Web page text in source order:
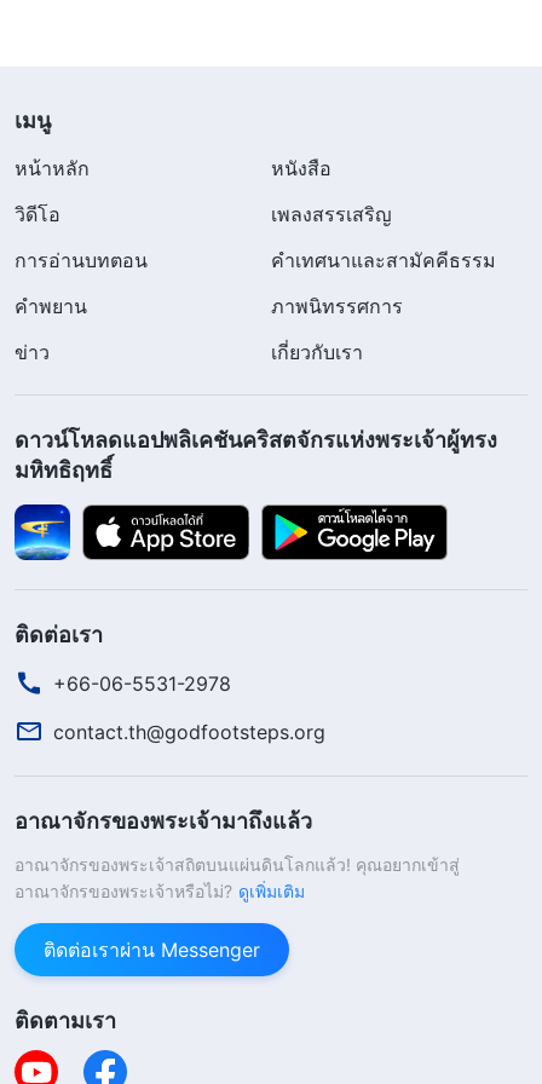
วันหนึ่งฉันอาจจะล้มลงและตายไปเลยก็ได้ “ข้าแต่
พระองค์ ข้าพระองค์ไม่ได้ขออะไรอื่นอีก ข้าพระองค์
ปรารถนาเพียงแค่ให้พระองค์ทรงคุ้มครองข้าพระองค์
ให้อยู่รอดปลอดภัย แล้วเหตุใดอาการของข้าพระองค์
ถึงแย่ลง? แม้ล้มป่วยลงแล้ว ข้าพระองค์ก็ยังทำหน้าที่
แล้วเมื่อไหร่ข้าพระองค์จะดีขึ้น?” ยิ่งคิดมากเท่าไหร่
ฉันก็ยิ่งรู้สึกไม่ยุติธรรมและเศร้าใจมากขึ้น และฉันมัก
จะนอนร้องไห้บนเตียง ฉันมักจะซื้อยาที่ฉันได้ยินมาว่า
มีประโยชน์ต่อโรคหัวใจ ฉันใช้เฉพาะยาจีนเพื่อหลีก
เผชิญอยู่ ก็สามัคคีธรรมถึงเจตนารมณ์ของพระเจ้ากับ
ฉัน บอกฉันว่าฉันควรเรียนรู้จากสถานการณ์นี้และ
แสวงหาความจริงเพื่อแก้ไขอุปนิสัยอันเสื่อมทรามของ
ฉัน บางคนก็จะหาวีดิทัศน์คำพยานจากประสบการณ์
มีผลกระทบต่อฉันเล็กน้อย: “ฉันไม่ได้แสวงหา
เจตนารมณ์ของพระเจ้าในความเจ็บป่วยของฉัน และมี
แต่พร่ำบ่นแทนที่จะได้รับความจริง คำพยานของฉันอยู่
เมนู
หน้าหลัก
หนังสือ
วิดีโอ
เพลงสรรเสริญ
การอ่านบทตอน
คำเทศนาและสามัคคีธรรม
คำพยาน
ภาพนิทรรศการ
ข่าว
เกี่ยวกับเรา
ดาวน์โหลดแอปพลิเคชันคริสตจักรแห่งพระเจ้าผู้ทรง
มหิทธิฤทธิ์
ติดต่อเรา
+66-06-5531-2978
contact.th@godfootsteps.org
อาณาจักรของพระเจ้ามาถึงแล้ว
อาณาจักรของพระเจ้าสถิตบนแผ่นดินโลกแล้ว! คุณอยากเข้าสู่
อาณาจักรของพระเจ้าหรือไม่? ดูเพิ่มเติม
ติดต่อเราผ่าน Messenger
ติดตามเรา